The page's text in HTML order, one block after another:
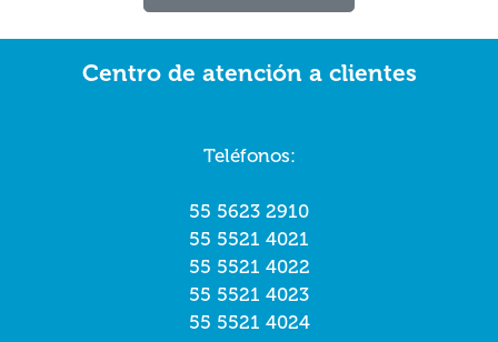
Centro de atención a clientes
Teléfonos:
55 5623 2910
55 5521 4021
55 5521 4022
55 5521 4023
55 5521 4024